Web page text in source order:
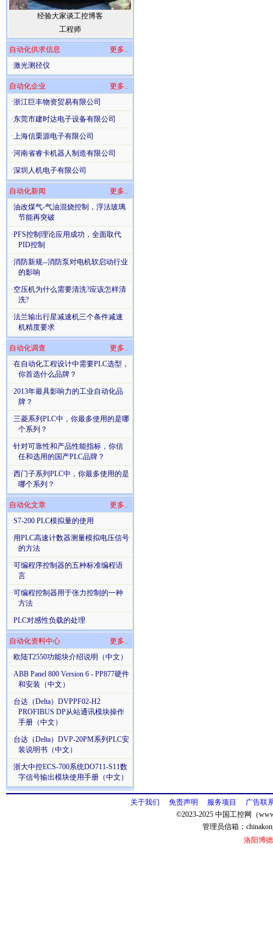
经验大家谈工控博客
工程师
自动化供求信息
更多..
·激光测径仪
自动化企业
更多..
·浙江巨丰物资贸易有限公司
·东莞市建时达电子设备有限公司
·上海信栗源电子有限公司
·河南省睿卡机器人制造有限公司
·深圳人机电子有限公司
自动化新闻
更多..
·油改煤气-气油混烧控制，浮法玻璃
节能再突破
·PFS控制理论应用成功，全面取代
PID控制
·消防新规--消防泵对电机软启动行业
的影响
·空压机为什么需要清洗?应该怎样清
洗?
·法兰输出行星减速机三个条件减速
机精度要求
自动化调查
更多..
·在自动化工程设计中需要PLC选型，
你首选什么品牌？
·2013年最具影响力的工业自动化品
牌？
·三菱系列PLC中，你最多使用的是哪
个系列？
·针对可靠性和产品性能指标，你信
任和选用的国产PLC品牌？
·西门子系列PLC中，你最多使用的是
哪个系列？
自动化文章
更多..
·S7-200 PLC模拟量的使用
·用PLC高速计数器测量模拟电压信号
的方法
·可编程序控制器的五种标准编程语
言
·可编程控制器用于张力控制的一种
方法
·PLC对感性负载的处理
自动化资料中心
更多..
·欧陆T2550功能块介绍说明（中文）
·ABB Panel 800 Version 6 - PP877硬件
和安装（中文）
·台达（Delta）DVPPF02-H2
PROFIBUS DP从站通讯模块操作
手册（中文）
·台达（Delta）DVP-20PM系列PLC安
装说明书（中文）
·浙大中控ECS-700系统DO711-S11数
字信号输出模块使用手册（中文）
关于我们 免责声明 服务项目
广告联
©2023-2025 中国工控网（
管理员信箱：
洛阳博